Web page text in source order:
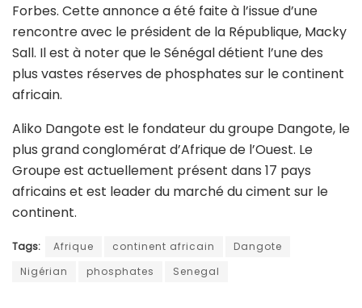
Forbes. Cette annonce a été faite à l’issue d’une
rencontre avec le président de la République, Macky
Sall. Il est à noter que le Sénégal détient l’une des
plus vastes réserves de phosphates sur le continent
africain.
Aliko Dangote est le fondateur du groupe Dangote, le
plus grand conglomérat d’Afrique de l’Ouest. Le
Groupe est actuellement présent dans 17 pays
africains et est leader du marché du ciment sur le
continent.
Tags: Afrique continent africain
Dangote
Nigérian
phosphates Senegal